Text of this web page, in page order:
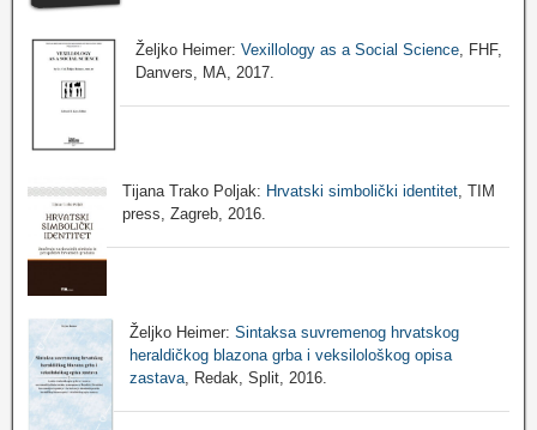
Željko Heimer:Vexillology as a Social Science , FHF,
Danvers, MA, 2017.
Tijana Trako Poljak: Hrvatski simbolički identitet , TIM
press, Zagreb, 2016.
Željko Heimer: Sintaksa suvremenog hrvatskog
heraldičkog blazona grba i veksilološkog opisa
zastava, Redak, Split, 2016.